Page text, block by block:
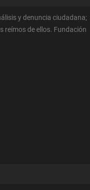
y denuncia ciudadana;
reímos de ellos. Fundación